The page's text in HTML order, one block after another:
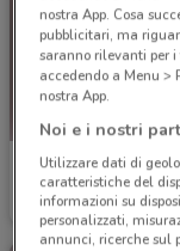
Agenzia
Scade il 15/12
nostra App. Cosa
pubblicitari, ma
saranno rilevanti per
accedendo a Menu >
nostra App.
Noi e i nostri
Utilizzare dati di
caratteristiche del
informazioni su
personalizzati,
annunci, ricerche sul